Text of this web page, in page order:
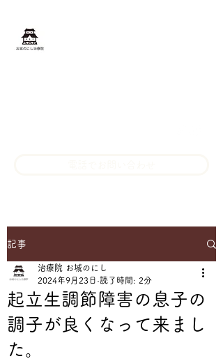
記事
起立生調節障害の息子の
調子が良くなって来まし
た。
治療院 お城のにし
2024年9月23日 読了時間: 2分